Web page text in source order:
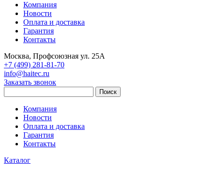
Компания
Новости
Оплата и доставка
Гарантия
Контакты
Москва, Профсоюзная ул. 25А
+7 (499) 281-81-70
info@haitec.ru
Заказать звонок
Поиск
Компания
Новости
Оплата и доставка
Гарантия
Контакты
Каталог